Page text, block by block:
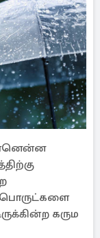
பொருட்களை
கரும